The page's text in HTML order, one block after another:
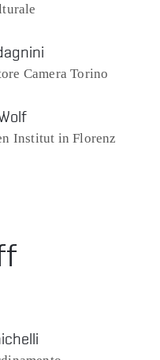
Camera Torino
Institut in Florenz